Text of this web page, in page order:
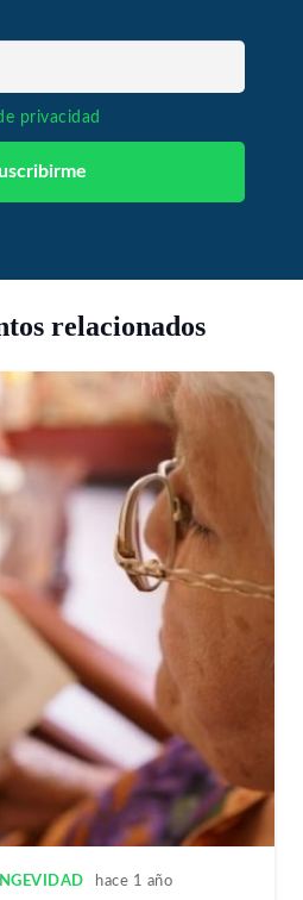
privacidad
relacionados
hace 1 año